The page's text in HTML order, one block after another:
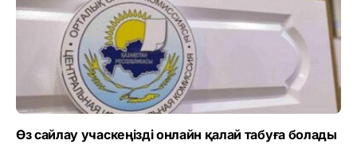
Өз сайлау учаскеңізді онлайн қалай табуға болады